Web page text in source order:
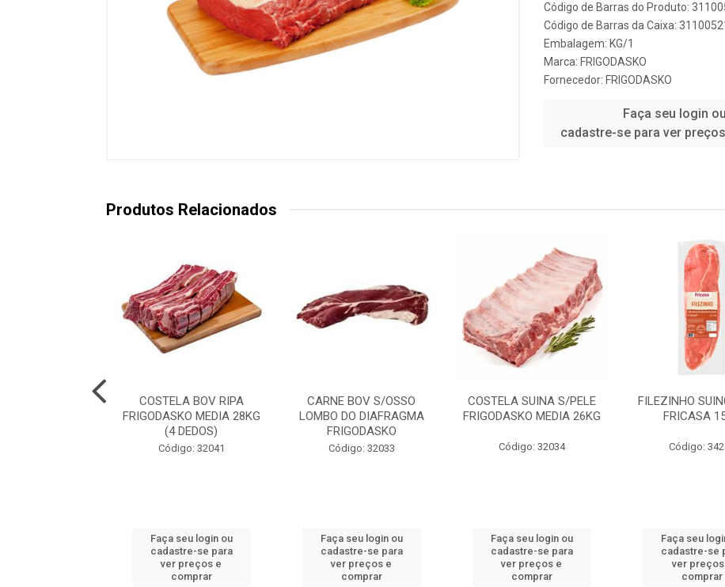
Código de Barras do Produto:
Código de Barras da Caixa:
Embalagem: KG/1
Marca: FRIGODASKO
Fornecedor: FRIGODASKO
Faça seu login ou
cadastre-se para ver
Produtos Relacionados
COSTELA BOV RIPA
FRIGODASKO MEDIA 28KG
(4 DEDOS)
Código: 32041
Faça seu login ou
cadastre-se para
ver preços e
comprar
CARNE BOV S/OSSO
LOMBO DO DIAFRAGMA
FRIGODASKO
Código: 32033
Faça seu login ou
cadastre-se para
ver preços e
comprar
COSTELA SUINA S/PELE
FRIGODASKO MEDIA 26KG
Código: 32034
Faça seu login ou
cadastre-se para
ver preços e
comprar
FILEZINHO
FRICASA
Código:
Faça seu
cadastre-se
ver preços
comprar